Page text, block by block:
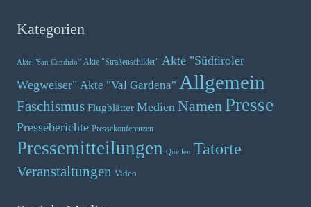
Kategorien
Akte "San Candido" Akte "Straßenschilder" Akte "Südtiroler
Wegweiser" Akte "Val Gardena" Allgemein
Faschismus Flugblätter Medien Namen Presse
Presseberichte Pressekonferenzen
Pressemitteilungen Quellen Tatorte
Veranstaltungen Video